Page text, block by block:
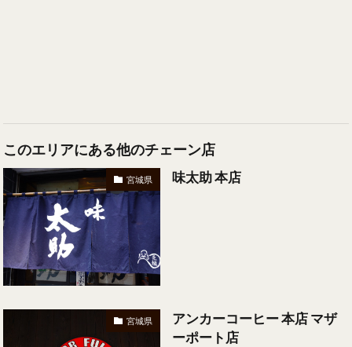
このエリアにある他のチェーン店
宮城県 味太助 本店
宮城県
アンカーコーヒー 本店 マザ
ーポート店